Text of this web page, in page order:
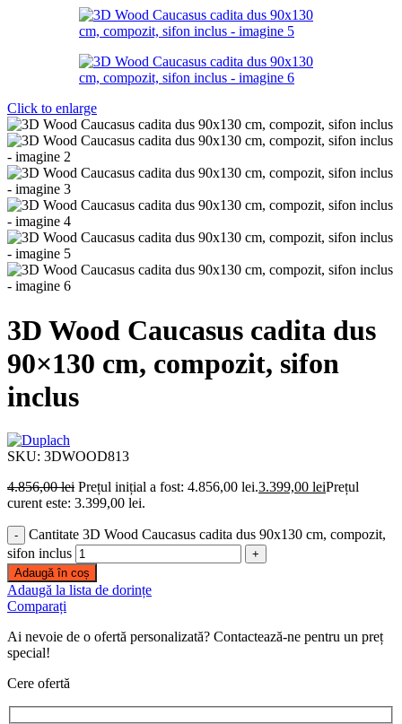
Click to enlarge
3D Wood Caucasus cadita dus
90×130 cm, compozit, sifon
inclus
SKU: 3DWOOD813
4.856,00lei Prețul inițial a fost: 4.856,00 lei.3.399,00 leiPrețul
curent este: 3.399,00 lei.
Cantitate 3D Wood Caucasus cadita dus 90x130 cm, compozit,
sifon inclus
Adaugă în coș
Adaugă la lista de dorințe
Comparați
Ai nevoie de o ofertă personalizată? Contactează-ne pentru un preț
special!
Cere ofertă